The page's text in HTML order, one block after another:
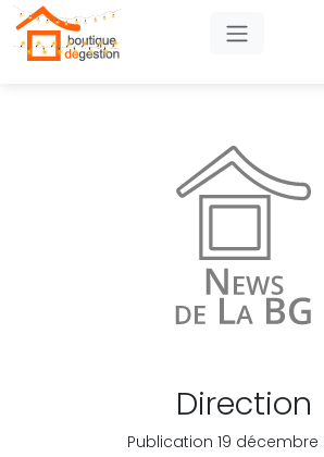
Direction
Publication 19 décembre